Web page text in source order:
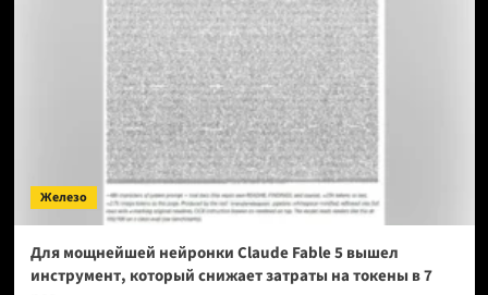
Железо
Для мощнейшей нейронки Claude Fable 5 вышел
инструмент, который снижает затраты на токены в 7